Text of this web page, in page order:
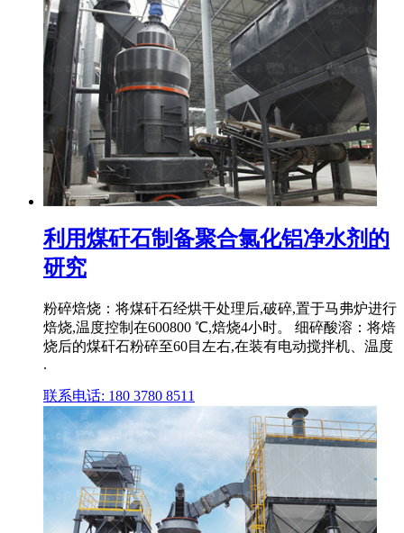
利用煤矸石制备聚合氯化铝净水剂的
研究
粉碎焙烧：将煤矸石经烘干处理后,破碎,置于马弗炉进行
焙烧,温度控制在600800 ℃,焙烧4小时。 细碎酸溶：将焙
烧后的煤矸石粉碎至60目左右,在装有电动搅拌机、温度
.
联系电话: 180 3780 8511